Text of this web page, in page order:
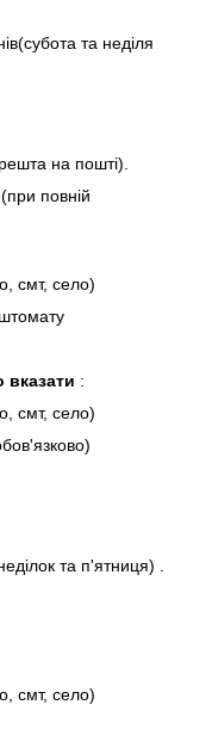
та неділя
на пошті).
повній
смт, село)
вказати :
смт, село)
та п'ятниця) .
смт, село)